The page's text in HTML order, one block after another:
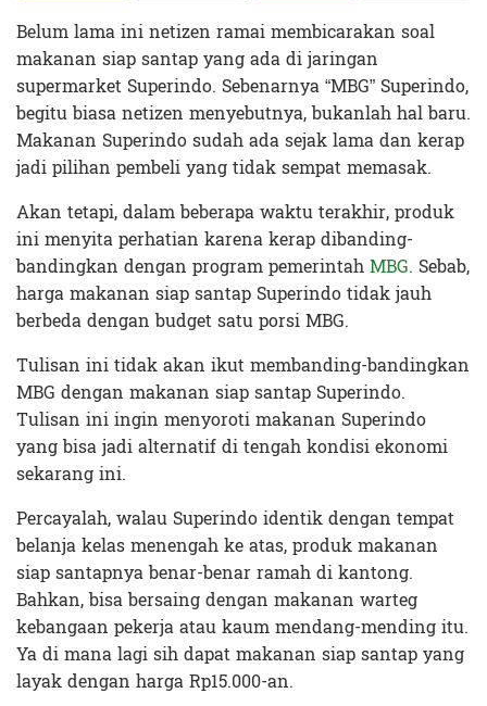
Belum lama ini netizen ramai membicarakan soal
makanan siap santap yang ada di jaringan
supermarket Superindo. Sebenarnya “MBG” Superindo,
begitu biasa netizen menyebutnya, bukanlah hal baru.
Makanan Superindo sudah ada sejak lama dan kerap
jadi pilihan pembeli yang tidak sempat memasak.
Akan tetapi, dalam beberapa waktu terakhir, produk
ini menyita perhatian karena kerap dibanding-
bandingkan dengan program pemerintahMBG. Sebab,
harga makanan siap santap Superindo tidak jauh
berbeda dengan budget satu porsi MBG.
Tulisan ini tidak akan ikut membanding-bandingkan
MBG dengan makanan siap santap Superindo.
Tulisan ini ingin menyoroti makanan Superindo
yang bisa jadi alternatif di tengah kondisi ekonomi
sekarang ini.
Percayalah, walau Superindo identik dengan tempat
belanja kelas menengah ke atas, produk makanan
siap santapnya benar-benar ramah di kantong.
Bahkan, bisa bersaing dengan makanan warteg
kebangaan pekerja atau kaum mendang-mending itu.
Ya di mana lagi sih dapat makanan siap santap yang
layak dengan harga Rp15.000-an.